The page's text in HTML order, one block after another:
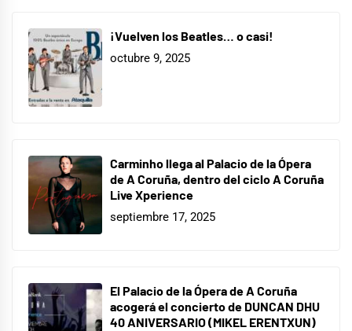
¡Vuelven los Beatles… o casi!
octubre 9, 2025
Carminho llega al Palacio de la Ópera
de A Coruña, dentro del ciclo A Coruña
Live Xperience
septiembre 17, 2025
El Palacio de la Ópera de A Coruña
acogerá el concierto de DUNCAN DHU
40 ANIVERSARIO (MIKEL ERENTXUN)